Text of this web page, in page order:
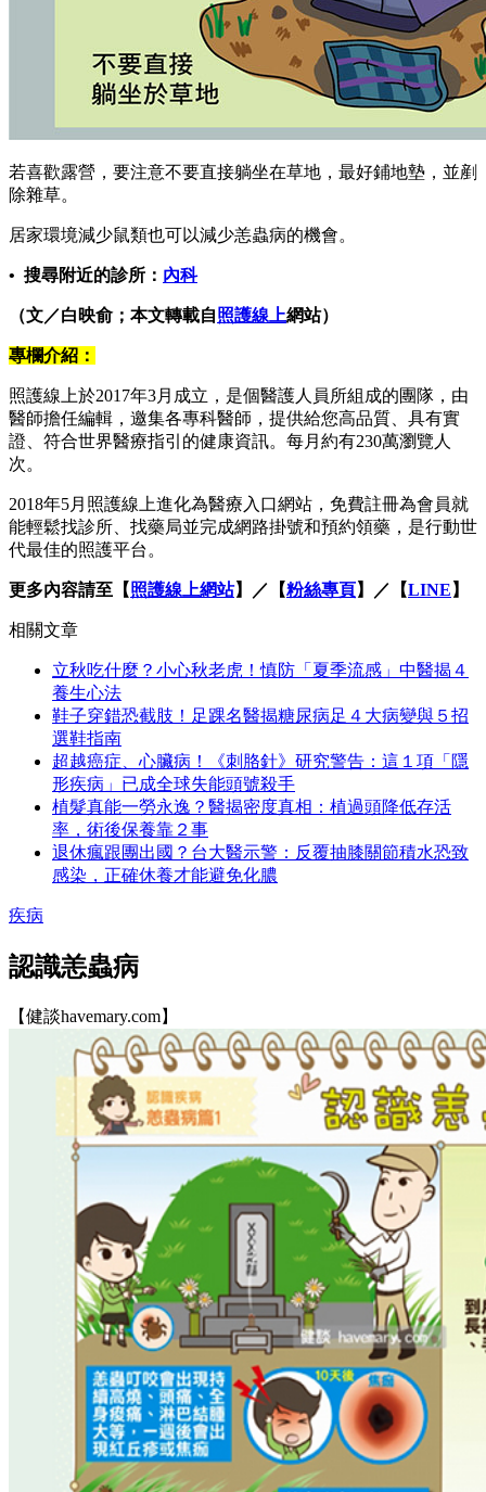
若喜歡露營，要注意不要直接躺坐在草地，最好鋪地墊，並剷
除雜草。
居家環境減少鼠類也可以減少恙蟲病的機會。
• 搜尋附近的診所： 內科
（文／白映俞；本文轉載自照護線上網站）
專欄介紹：
照護線上於2017年3月成立，是個醫護人員所組成的團隊，由
醫師擔任編輯，邀集各專科醫師，提供給您高品質、具有實
證、符合世界醫療指引的健康資訊。每月約有230萬瀏覽人
次。
2018年5月照護線上進化為醫療入口網站，免費註冊為會員就
能輕鬆找診所、找藥局並完成網路掛號和預約領藥，是行動世
代最佳的照護平台。
更多內容請至【照護線上網站】／【粉絲專頁】／【LINE 】
相關文章
立秋吃什麼？小心秋老虎！慎防「夏季流感」中醫揭４
養生心法
鞋子穿錯恐截肢！足踝名醫揭糖尿病足４大病變與５招
選鞋指南
超越癌症、心臟病！《刺胳針》研究警告：這１項「隱
形疾病」已成全球失能頭號殺手
植髮真能一勞永逸？醫揭密度真相：植過頭降低存活
率，術後保養靠２事
退休瘋跟團出國？台大醫示警：反覆抽膝關節積水恐致
感染，正確休養才能避免化膿
疾病
認識恙蟲病
【健談havemary.com】